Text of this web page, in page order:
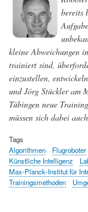
bereits
kleine Abweichungen
trainiert sind,
einzustellen,
und Jörg Stückler am
Tübingen neue
müssen sich dabei
Tags
Algorithmen
Flugroboter
Künstliche Intelligenz
Max-Planck-Institut für
Trainingsmethoden